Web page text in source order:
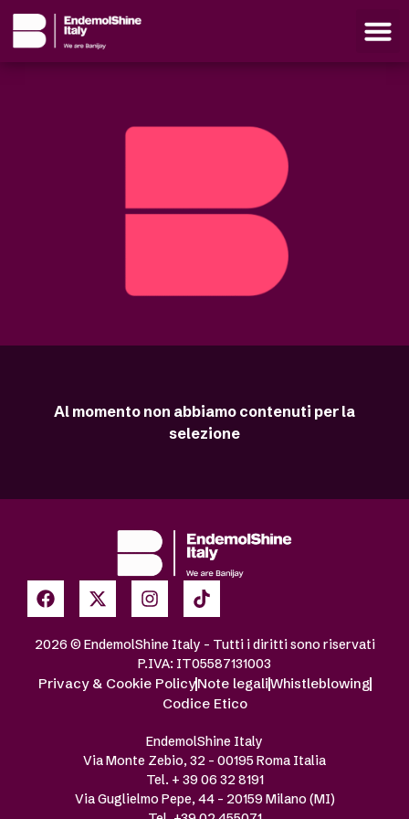
Al momento non abbiamo contenuti per la
selezione
2026 © EndemolShine Italy – Tutti i diritti sono riservati
P.IVA: IT05587131003
Privacy & Cookie PolicyNote legaliWhistleblowing
Codice Etico
EndemolShine Italy
Via Monte Zebio, 32 – 00195 Roma Italia
Tel. + 39 06 32 8191
Via Guglielmo Pepe, 44 – 20159 Milano (MI)